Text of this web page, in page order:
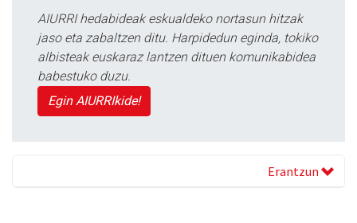
AIURRI hedabideak eskualdeko nortasun hitzak
jaso eta zabaltzen ditu. Harpidedun eginda, tokiko
albisteak euskaraz lantzen dituen komunikabidea
babestuko duzu.
Egin AIURRIkide!
Erantzun